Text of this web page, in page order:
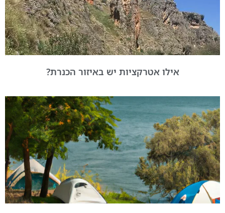
אילו אטרקציות יש באיזור הכנרת?